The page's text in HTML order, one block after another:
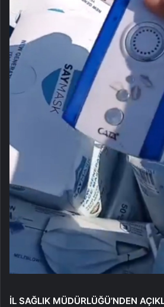
İL SAĞLIK MÜDÜRLÜĞÜ’NDEN